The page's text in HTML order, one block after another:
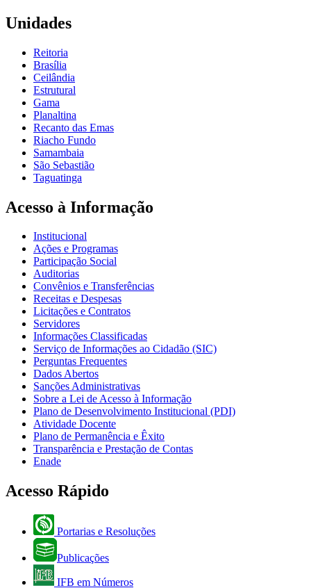
Unidades
Reitoria
Brasília
Ceilândia
Estrutural
Gama
Planaltina
Recanto das Emas
Riacho Fundo
Samambaia
São Sebastião
Taguatinga
Acesso à Informação
Institucional
Ações e Programas
Participação Social
Auditorias
Convênios e Transferências
Receitas e Despesas
Licitações e Contratos
Servidores
Informações Classificadas
Serviço de Informações ao Cidadão (SIC)
Perguntas Frequentes
Dados Abertos
Sanções Administrativas
Sobre a Lei de Acesso à Informação
Plano de Desenvolvimento Institucional (PDI)
Atividade Docente
Plano de Permanência e Êxito
Transparência e Prestação de Contas
Enade
Acesso Rápido
Portarias e Resoluções
Publicações
IFB em Números